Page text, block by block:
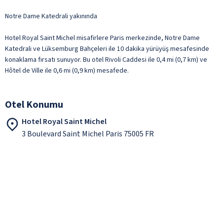
Notre Dame Katedrali yakınında
Hotel Royal Saint Michel misafirlere Paris merkezinde, Notre Dame
Katedrali ve Lüksemburg Bahçeleri ile 10 dakika yürüyüş mesafesinde
konaklama fırsatı sunuyor. Bu otel Rivoli Caddesi ile 0,4 mi (0,7 km) ve
Hôtel de Ville ile 0,6 mi (0,9 km) mesafede.
Otel Konumu
Hotel Royal Saint Michel
3 Boulevard Saint Michel Paris 75005 FR